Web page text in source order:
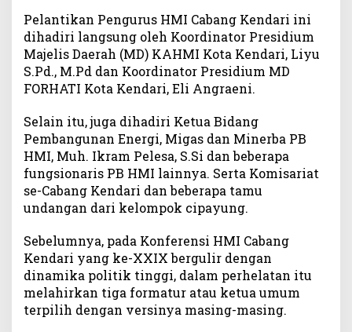
n
d
a
r
i
P
r
i
o
d
e
2
2
2
-
2
0
2
Pelantikan Pengurus HMI Cabang Kendari ini
dihadiri langsung oleh Koordinator Presidium
Majelis Daerah (MD) KAHMI Kota Kendari, Liyu
S.Pd., M.Pd dan Koordinator Presidium MD
FORHATI Kota Kendari, Eli Angraeni.
Selain itu, juga dihadiri Ketua Bidang
Pembangunan Energi, Migas dan Minerba PB
HMI, Muh. Ikram Pelesa, S.Si dan beberapa
fungsionaris PB HMI lainnya. Serta Komisariat
se-Cabang Kendari dan beberapa tamu
undangan dari kelompok cipayung.
Sebelumnya, pada Konferensi HMI Cabang
Kendari yang ke-XXIX bergulir dengan
dinamika politik tinggi, dalam perhelatan itu
melahirkan tiga formatur atau ketua umum
terpilih dengan versinya masing-masing.